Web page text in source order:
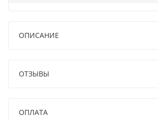
ОПИСАНИЕ
ОТЗЫВЫ
ОПЛАТА